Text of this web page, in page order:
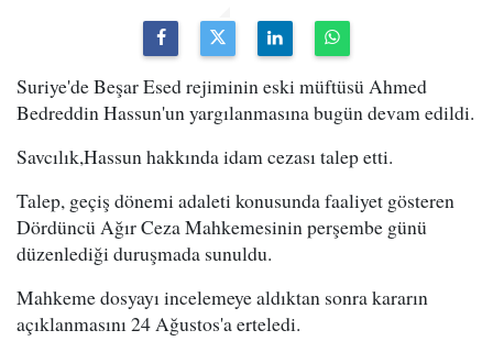
Suriye'de Beşar Esed rejiminin eski müftüsü Ahmed
Bedreddin Hassun'un yargılanmasına bugün devam edildi.
Savcılık,Hassun hakkında idam cezası talep etti.
Talep, geçiş dönemi adaleti konusunda faaliyet gösteren
Dördüncü Ağır Ceza Mahkemesinin perşembe günü
düzenlediği duruşmada sunuldu.
Mahkeme dosyayı incelemeye aldıktan sonra kararın
açıklanmasını 24 Ağustos'a erteledi.